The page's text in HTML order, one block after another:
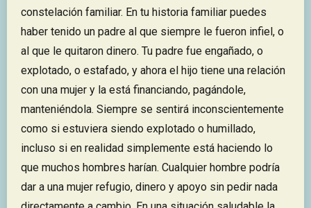
constelación familiar. En tu historia familiar puedes
haber tenido un padre al que siempre le fueron infiel, o
al que le quitaron dinero. Tu padre fue engañado, o
explotado, o estafado, y ahora el hijo tiene una relación
con una mujer y la está financiando, pagándole,
manteniéndola. Siempre se sentirá inconscientemente
como si estuviera siendo explotado o humillado,
incluso si en realidad simplemente está haciendo lo
que muchos hombres harían. Cualquier hombre podría
dar a una mujer refugio, dinero y apoyo sin pedir nada